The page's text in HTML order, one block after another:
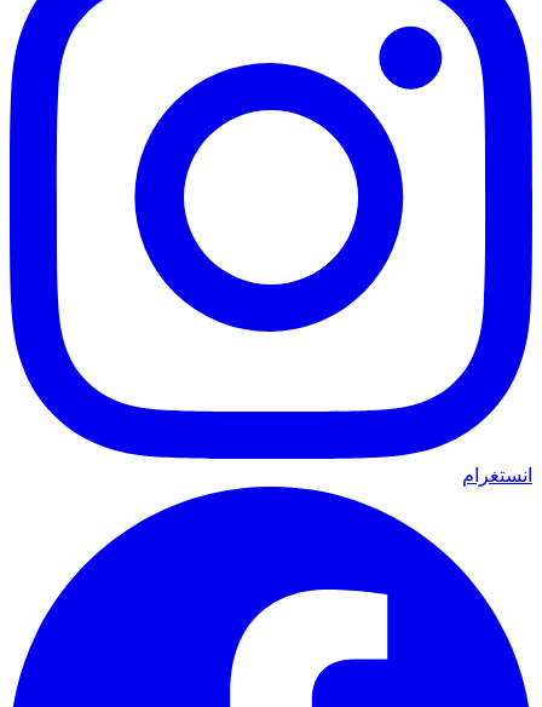
انستغرام